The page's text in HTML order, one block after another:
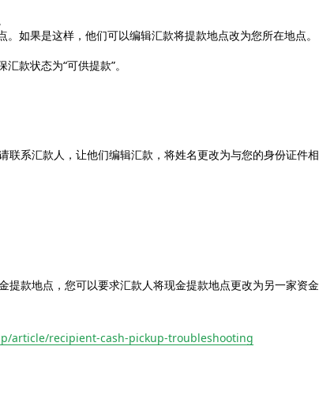
如果是这样，他们可以编辑汇款将提款地点改为您所在地点。
款状态为“可供提款”。
系汇款人，让他们编辑汇款，将姓名更改为与您的身份证件相
款地点，您可以要求汇款人将现金提款地点更改为另一家资金
article/recipient-cash-pickup-troubleshooting